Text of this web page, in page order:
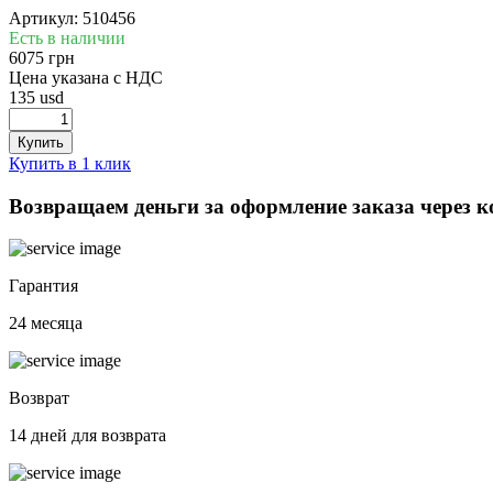
Артикул: 510456
Есть в наличии
6075 грн
Цена указана с НДС
135 usd
Купить в 1 клик
Возвращаем деньги за оформление заказа через
Гарантия
24 месяца
Возврат
14 дней для возврата